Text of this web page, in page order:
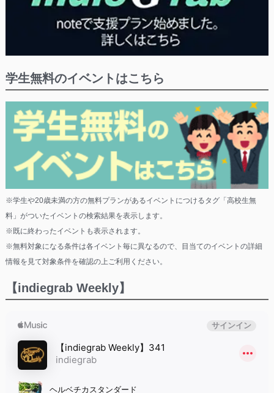
学生無料のイベントはこちら
※学生や20歳未満の方の無料プランがあるイベントにつけるタグ「高校生無
料」がついたイベントの検索結果を表示します。
※既に終わったイベントも表示されます。
※無料対象になる条件は各イベント毎に異なるので、目当てのイベントの詳細
情報を見て対象条件を確認の上ご利用ください。
【indiegrab Weekly】